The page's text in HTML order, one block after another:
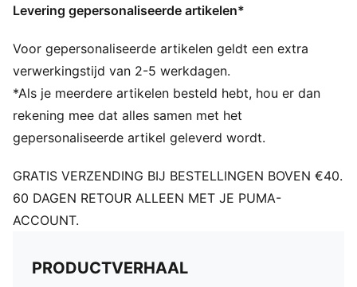
PUMA-merkdetails
Levering gepersonaliseerde artikelen*
Voor gepersonaliseerde artikelen geldt een extra
verwerkingstijd van 2-5 werkdagen.
*Als je meerdere artikelen besteld hebt, hou er dan
rekening mee dat alles samen met het
gepersonaliseerde artikel geleverd wordt.
GRATIS VERZENDING BIJ BESTELLINGEN BOVEN €40.
60 DAGEN RETOUR ALLEEN MET JE PUMA-
ACCOUNT.
PRODUCTVERHAAL